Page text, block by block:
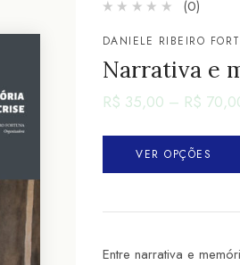
(0)
DANIELE RIBEIRO
Narrativa e
R$ 35,00 – R$
VER OPÇÕES
Entre narrativa e